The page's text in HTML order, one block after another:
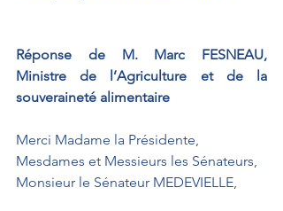
Réponse de M. Marc FESNEAU,
Ministre de l’Agriculture et de la
souveraineté alimentaire
Merci Madame la Présidente,
Mesdames et Messieurs les Sénateurs,
Monsieur le Sénateur MEDEVIELLE,